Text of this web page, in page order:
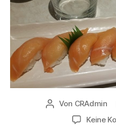
Beitragsautor
Von CRAdmin
Keine